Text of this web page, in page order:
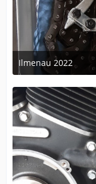
Ilmenau 2022
25. Juli